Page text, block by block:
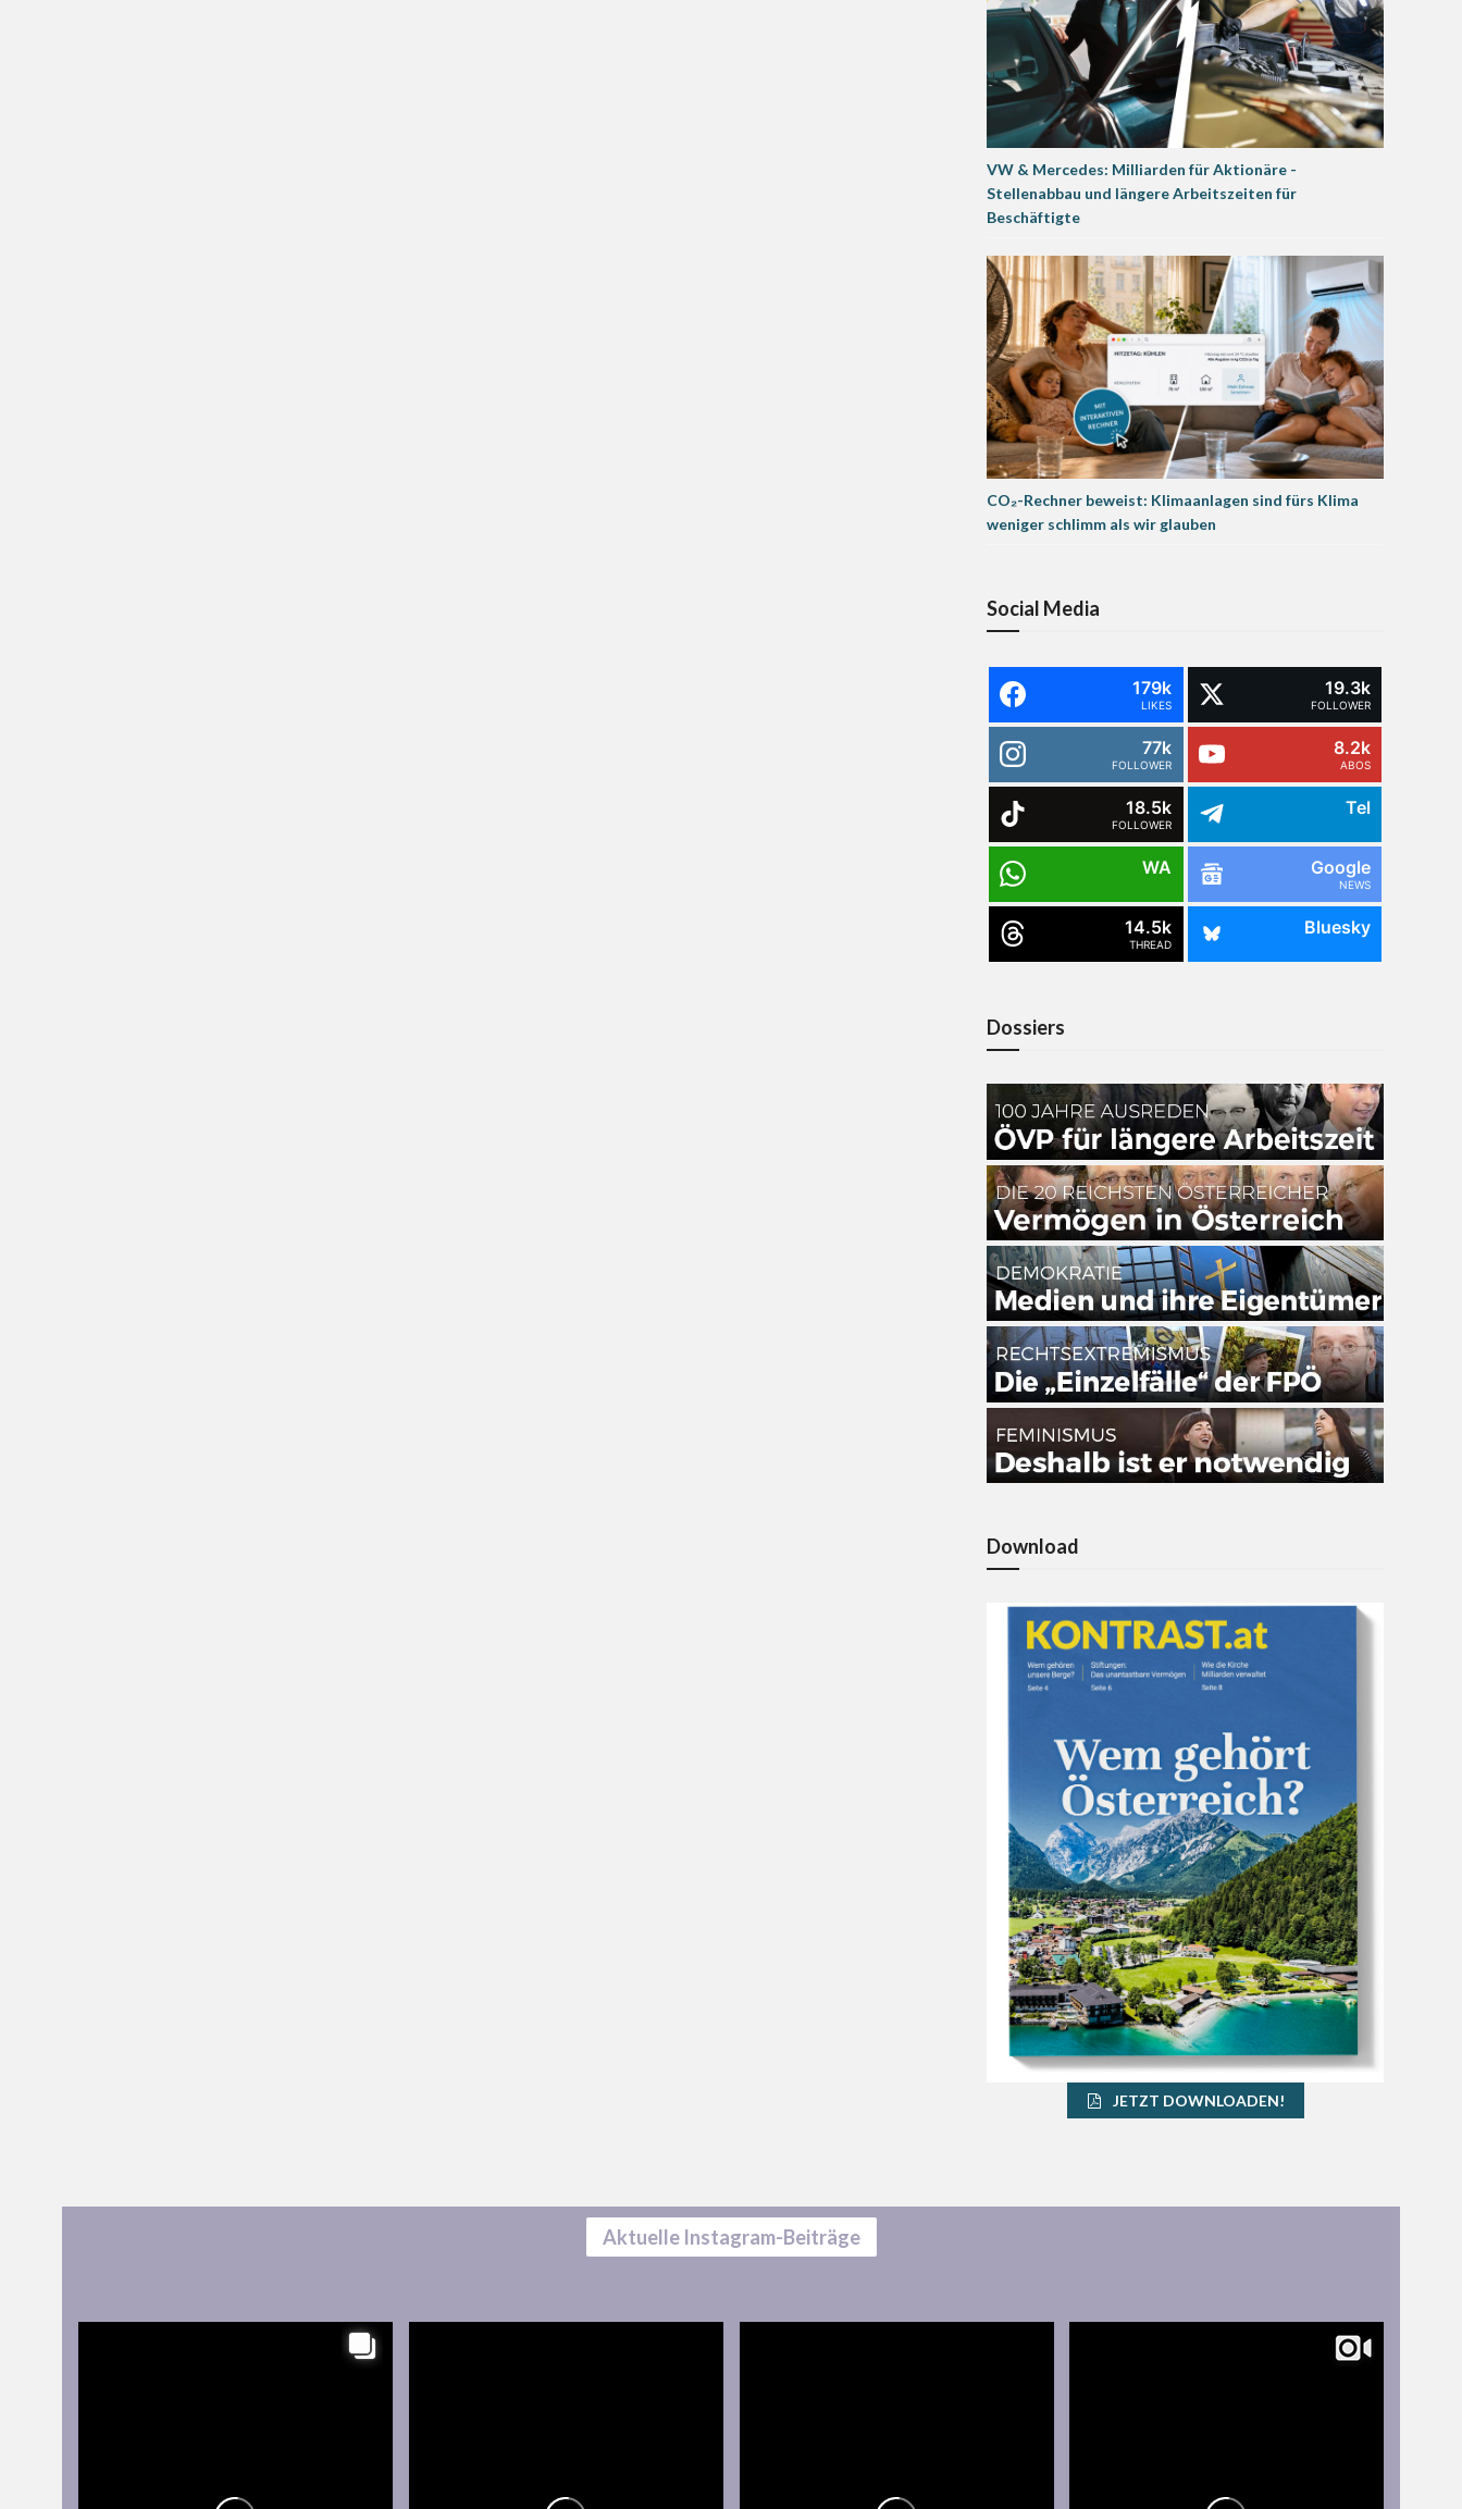
VW & Mercedes: Milliarden für Aktionäre -
Stellenabbau und längere Arbeitszeiten für
Beschäftigte
CO₂-Rechner beweist: Klimaanlagen sind fürs Klima
weniger schlimm als wir glauben
Social Media
179k
LIKES
19.3k
FOLLOWER
77k
FOLLOWER
8.2k
ABOS
18.5k
FOLLOWER
Tel
WA Google
NEWS
14.5k
THREAD
Bluesky
Dossiers
Download
JETZT DOWNLOADEN!
Aktuelle Instagram-Beiträge